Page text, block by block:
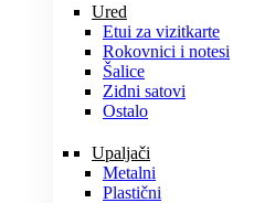
Ured
Etui za vizitkarte
Rokovnici i notesi
Šalice
Zidni satovi
Ostalo
Upaljači
Metalni
Plastični